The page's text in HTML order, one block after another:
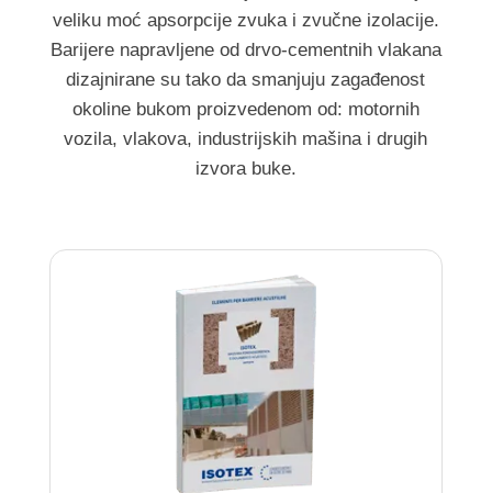
veliku moć apsorpcije zvuka i zvučne izolacije.
Barijere napravljene od drvo-cementnih vlakana
dizajnirane su tako da smanjuju zagađenost
okoline bukom proizvedenom od: motornih
vozila, vlakova, industrijskih mašina i drugih
izvora buke.